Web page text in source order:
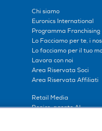
Chi siamo
Euronics International
Programma Franchising
Lo Facciamo per te, i
Lo facciamo per il tuo
Lavora con noi
Area Riservata Soci
Area Riservata Affiliati
Retail Media
Ronics: agente AI